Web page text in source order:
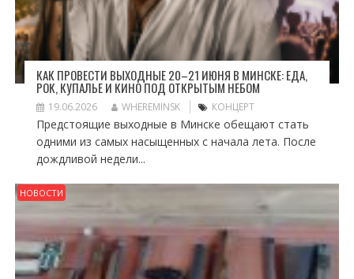
КАК ПРОВЕСТИ ВЫХОДНЫЕ 20–21 ИЮНЯ В МИНСКЕ: ЕДА,
РОК, КУПАЛЬЕ И КИНО ПОД ОТКРЫТЫМ НЕБОМ
19.06.2026 WHEREMINSK КОНЦЕРТ
Предстоящие выходные в Минске обещают стать
одними из самых насыщенных с начала лета. После
дождливой недели...
НОВОСТИ